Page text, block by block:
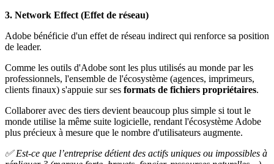
3. Network Effect (Effet de réseau)
Adobe bénéficie d'un effet de réseau indirect qui renforce sa position
de leader.
Comme les outils d'Adobe sont les plus utilisés au monde par les
professionnels, l'ensemble de l'écosystème (agences, imprimeurs,
clients finaux) s'appuie sur ses formats de fichiers propriétaires.
Collaborer avec des tiers devient beaucoup plus simple si tout le
monde utilise la même suite logicielle, rendant l'écosystème Adobe
plus précieux à mesure que le nombre d'utilisateurs augmente.
✅ Est-ce que l’entreprise détient des actifs uniques ou impossibles à